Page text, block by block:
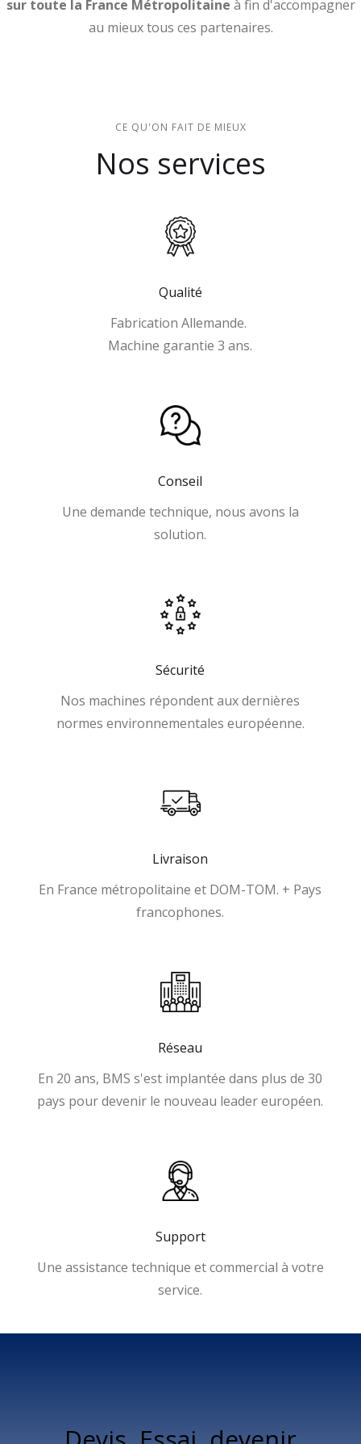
sur toute la France Métropolitaine à fin d'accompagner
au mieux tous ces partenaires.
CE QU'ON FAIT DE MIEUX
Nos services
Qualité
Fabrication Allemande.
Machine garantie 3 ans.
Conseil
Une demande technique, nous avons la
solution.
Sécurité
Nos machines répondent aux dernières
normes environnementales européenne.
Support
Une assistance technique et commercial à votre
service.
Livraison
En France métropolitaine et DOM-TOM. + Pays
francophones.
Réseau
En 20 ans, BMS s'est implantée dans plus de 30
pays pour devenir le nouveau leader européen.